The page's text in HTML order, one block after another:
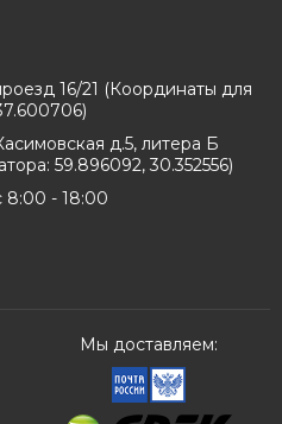
16/21 (Координаты для
)
д.5, литера Б
59.896092, 30.352556)
- 18:00
Мы доставляем: